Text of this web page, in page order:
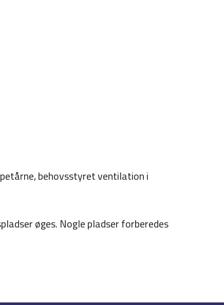
behovsstyret ventilation i
øges. Nogle pladser forberedes